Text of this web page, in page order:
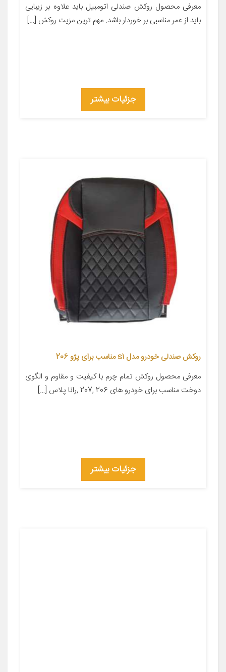
معرفی محصول روکش صندلی اتومبیل باید علاوه بر زیبایی
باید از عمر مناسبی بر خوردار باشد. مهم ترین مزیت روکش […]
جزئیات بیشتر
روکش صندلی خودرو مدل s1 مناسب برای پژو 206
معرفی محصول روکش تمام چرم با کیفیت و مقاوم و الگوی
دوخت مناسب برای خودرو های 206 ,207 ,رانا پلاس […]
جزئیات بیشتر